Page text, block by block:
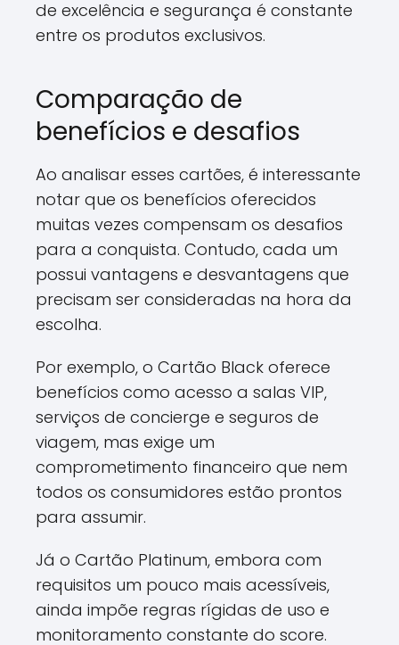
de excelência e segurança é constante
entre os produtos exclusivos.
Comparação de
benefícios e desafios
Ao analisar esses cartões, é interessante
notar que os benefícios oferecidos
muitas vezes compensam os desafios
para a conquista. Contudo, cada um
possui vantagens e desvantagens que
precisam ser consideradas na hora da
escolha.
Por exemplo, o Cartão Black oferece
benefícios como acesso a salas VIP,
serviços de concierge e seguros de
viagem, mas exige um
comprometimento financeiro que nem
todos os consumidores estão prontos
para assumir.
Já o Cartão Platinum, embora com
requisitos um pouco mais acessíveis,
ainda impõe regras rígidas de uso e
monitoramento constante do score.